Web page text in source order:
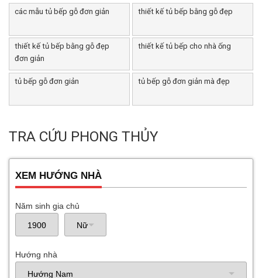
các mẫu tủ bếp gỗ đơn giản thiết kế tủ bếp bằng gỗ đẹp
thiết kế tủ bếp bằng gỗ đẹp
đơn giản
thiết kế tủ bếp cho nhà ống
tủ bếp gỗ đơn giản tủ bếp gỗ đơn giản mà đẹp
TRA CỨU PHONG THỦY
XEM HƯỚNG NHÀ
Năm sinh gia chủ
Hướng nhà